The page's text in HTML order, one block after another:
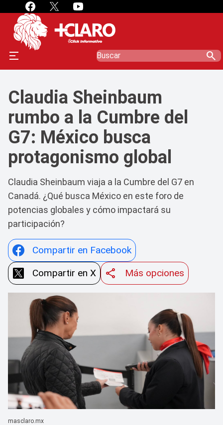
search
Claudia Sheinbaum
rumbo a la Cumbre del
G7: México busca
protagonismo global
Claudia Sheinbaum viaja a la Cumbre del G7 en
Canadá. ¿Qué busca México en este foro de
potencias globales y cómo impactará su
participación?
Compartir en Facebook
Compartir en X
Más opciones
masclaro.mx